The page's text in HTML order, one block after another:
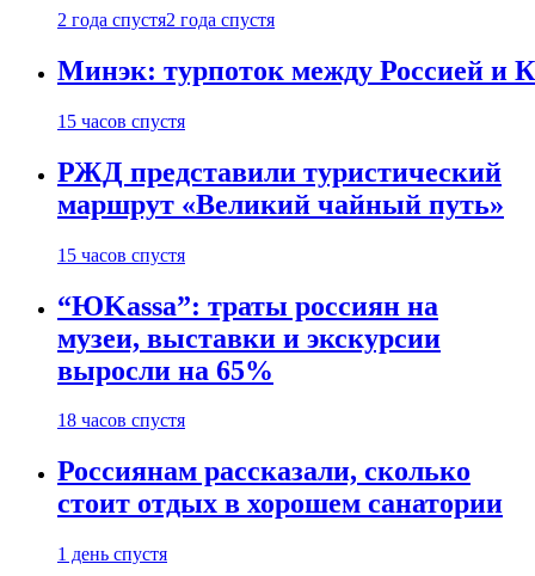
2 года спустя2 года спустя
Минэк: турпоток между Россией и
15 часов спустя
РЖД представили туристический
маршрут «Великий чайный путь»
15 часов спустя
“ЮKassa”: траты россиян на
музеи, выставки и экскурсии
выросли на 65%
18 часов спустя
Россиянам рассказали, сколько
стоит отдых в хорошем санатории
1 день спустя